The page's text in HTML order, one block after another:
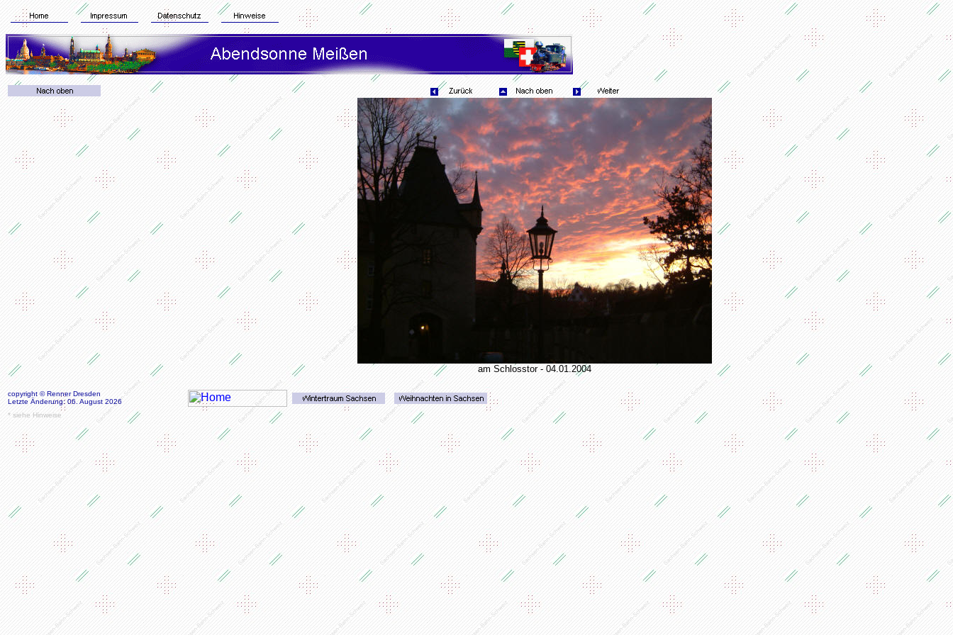
am Schlosstor - 04.01.2004
copyright © Renner Dresden
Letzte Änderung: 06. August 2026
* siehe Hinweise